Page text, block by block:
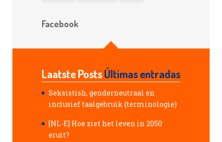
Facebook
Laatste PostsÚltimas entradas
Seksistish, genderneutraal en
inclusief taalgebruik (terminologie)
[NL-E] Hoe ziet het leven in 2050
eruit?